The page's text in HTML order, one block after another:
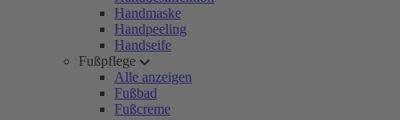
Handmaske
Handpeeling
Handseife
Fußpflege
Alle anzeigen
Fußbad
Fußcreme